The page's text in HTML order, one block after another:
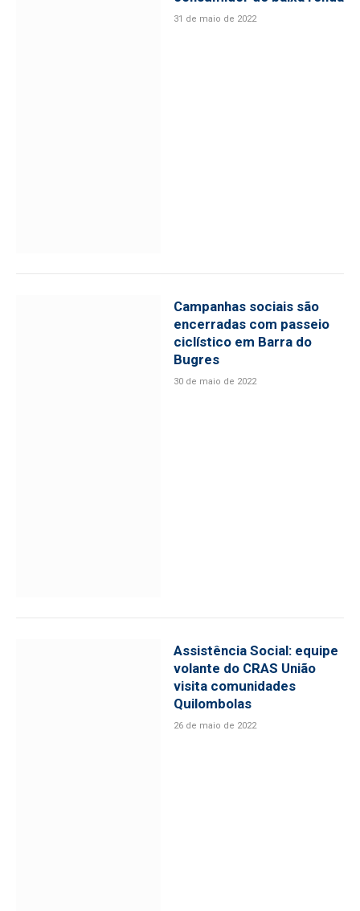
31 de maio de 2022
Campanhas sociais são
encerradas com passeio
ciclístico em Barra do
Bugres
30 de maio de 2022
Assistência Social: equipe
volante do CRAS União
visita comunidades
Quilombolas
26 de maio de 2022